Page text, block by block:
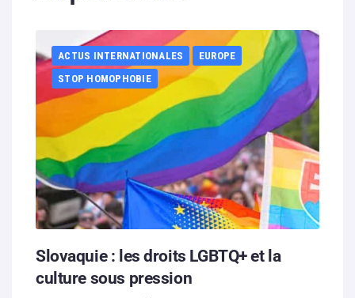
Boutique
Partenaires
Contacts
Hébergement solidaire
ACTUS INTERNATIONALES
EUROPE
STOP HOMOPHOBIE
Slovaquie : les droits LGBTQ+ et la
culture sous pression